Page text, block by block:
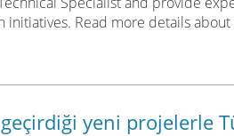
initiatives. Read more details
yeni projelerle